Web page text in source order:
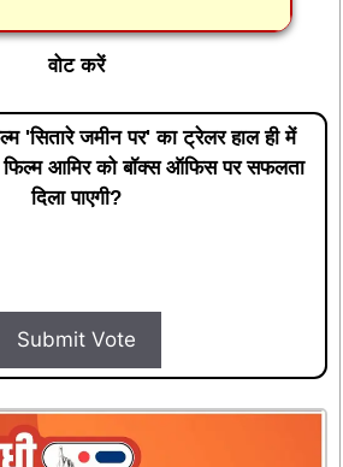
वोट करें
'सितारे जमीन पर' का ट्रेलर हाल ही में
आमिर को बॉक्स ऑफिस पर सफलता
दिला पाएगी?
Submit Vote